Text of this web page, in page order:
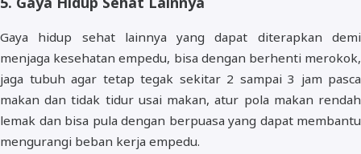
Gaya hidup sehat lainnya yang dapat diterapkan demi
menjaga kesehatan empedu, bisa dengan berhenti merokok,
jaga tubuh agar tetap tegak sekitar 2 sampai 3 jam pasca
makan dan tidak tidur usai makan, atur pola makan rendah
lemak dan bisa pula dengan berpuasa yang dapat membantu
mengurangi beban kerja empedu.